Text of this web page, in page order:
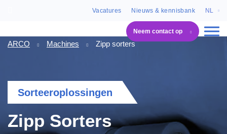
Vacatures Nieuws & kennisbank NL
Neem contact op
ARCO Machines Zipp sorters
Sorteeroplossingen
Zipp Sorters